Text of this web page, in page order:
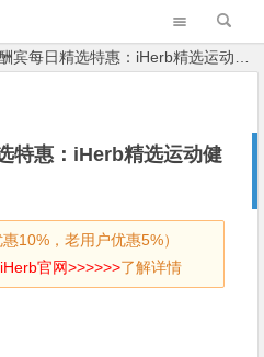
日精选特惠：iHerb精选运动健身产品八折优惠
特惠：iHerb精选运动健
10%，老用户优惠5%）
iHerb官网>>>>>>了解详情